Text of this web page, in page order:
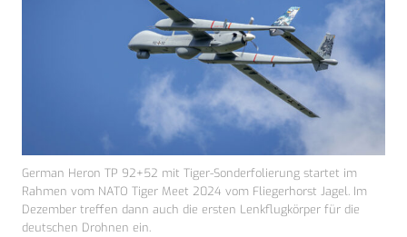
German Heron TP 92+52 mit Tiger-Sonderfolierung startet im
Rahmen vom NATO Tiger Meet 2024 vom Fliegerhorst Jagel. Im
Dezember treffen dann auch die ersten Lenkflugkörper für die
deutschen Drohnen ein.